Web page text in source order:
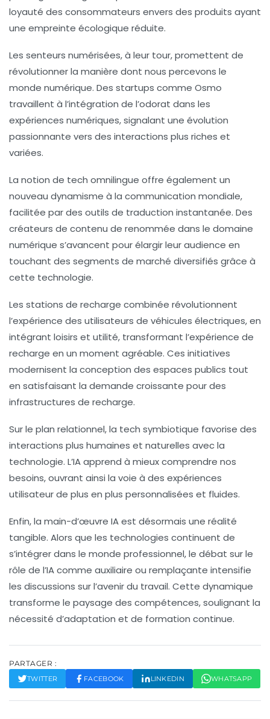
loyauté des consommateurs envers des produits ayant
une empreinte écologique réduite.
Les senteurs numérisées, à leur tour, promettent de
révolutionner la manière dont nous percevons le
monde numérique. Des startups comme Osmo
travaillent à l’intégration de l’odorat dans les
expériences numériques, signalant une évolution
passionnante vers des interactions plus riches et
variées.
La notion de tech omnilingue offre également un
nouveau dynamisme à la communication mondiale,
facilitée par des outils de traduction instantanée. Des
créateurs de contenu de renommée dans le domaine
numérique s’avancent pour élargir leur audience en
touchant des segments de marché diversifiés grâce à
cette technologie.
Les stations de recharge combinée révolutionnent
l’expérience des utilisateurs de véhicules électriques, en
intégrant loisirs et utilité, transformant l’expérience de
recharge en un moment agréable. Ces initiatives
modernisent la conception des espaces publics tout
en satisfaisant la demande croissante pour des
infrastructures de recharge.
Sur le plan relationnel, la tech symbiotique favorise des
interactions plus humaines et naturelles avec la
technologie. L’IA apprend à mieux comprendre nos
besoins, ouvrant ainsi la voie à des expériences
utilisateur de plus en plus personnalisées et fluides.
Enfin, la main-d’œuvre IAest désormais une réalité
tangible. Alors que les technologies continuent de
s’intégrer dans le monde professionnel, le débat sur le
rôle de l’IA comme auxiliaire ou remplaçante intensifie
les discussions sur l’avenir du travail. Cette dynamique
transforme le paysage des compétences, soulignant la
nécessité d’adaptation et de formation continue.
PARTAGER :
TWITTER FACEBOOK LINKEDIN WHATSAPP